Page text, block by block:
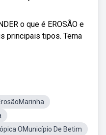
o que é EROSÃO e
principais tipos. Tema
OMunicípio De Betim